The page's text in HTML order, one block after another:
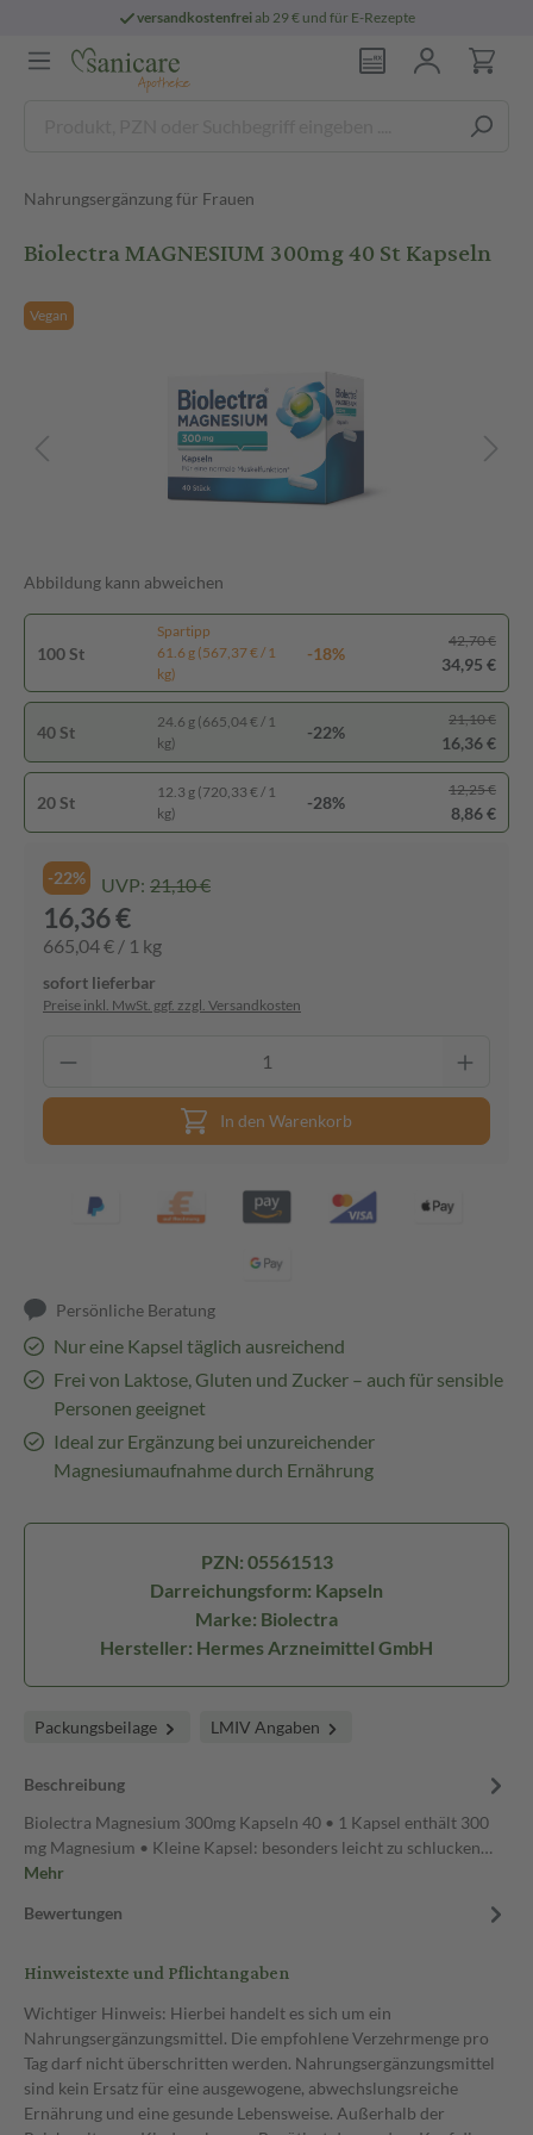
versandkostenfreiab 29 € und für E-Rezepte
Nahrungsergänzung für Frauen
Biolectra MAGNESIUM 300mg 40 St Kapseln
Vegan
Abbildung kann abweichen
100 St
Spartipp
61.6 g (567,37 € / 1
kg)
-18%
42,70 €
34,95 €
40 St
24.6 g (665,04 € / 1
kg)
-22%
21,10 €
16,36 €
20 St
12.3 g (720,33 € / 1
kg)
-28%
12,25 €
8,86 €
-22% UVP: 21,10 €
16,36 €
665,04 € / 1 kg
sofort lieferbar
Preise inkl. MwSt. ggf. zzgl. Versandkosten
In den Warenkorb
Persönliche Beratung
Nur eine Kapsel täglich ausreichend
Frei von Laktose, Gluten und Zucker – auch für sensible
Personen geeignet
Ideal zur Ergänzung bei unzureichender
Magnesiumaufnahme durch Ernährung
PZN: 05561513
Darreichungsform: Kapseln
Marke: Biolectra
Hersteller: Hermes Arzneimittel GmbH
Packungsbeilage LMIV Angaben
Beschreibung
Biolectra Magnesium 300mg Kapseln 40 • 1 Kapsel enthält 300
mg Magnesium • Kleine Kapsel: besonders leicht zu schlucken…
Mehr
Bewertungen
Hinweistexte und Pflichtangaben
Wichtiger Hinweis: Hierbei handelt es sich um ein
Nahrungsergänzungsmittel. Die empfohlene Verzehrmenge pro
Tag darf nicht überschritten werden. Nahrungsergänzungsmittel
sind kein Ersatz für eine ausgewogene, abwechslungsreiche
Ernährung und eine gesunde Lebensweise. Außerhalb der